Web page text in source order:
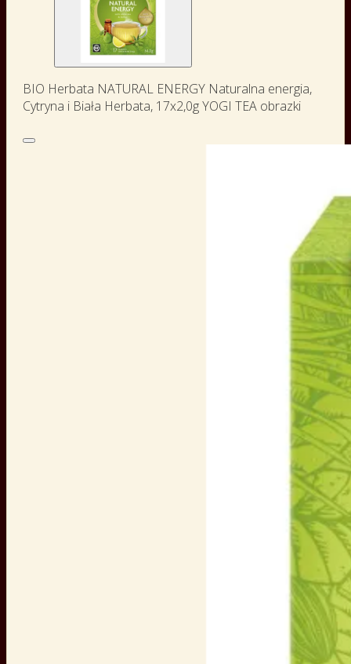
BIO Herbata NATURAL ENERGY Naturalna energia,
Cytryna i Biała Herbata, 17x2,0g YOGI TEA obrazki